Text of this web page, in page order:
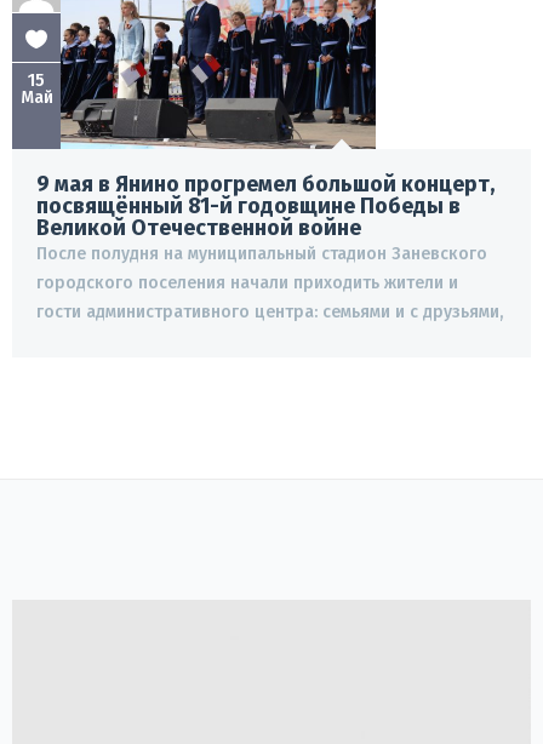
15
Май
9 мая в Янино прогремел большой концерт,
посвящённый 81-й годовщине Победы в
Великой Отечественной войне
После полудня на муниципальный стадион Заневского
городского поселения начали приходить жители и
гости административного центра: семьями и с друзьями,